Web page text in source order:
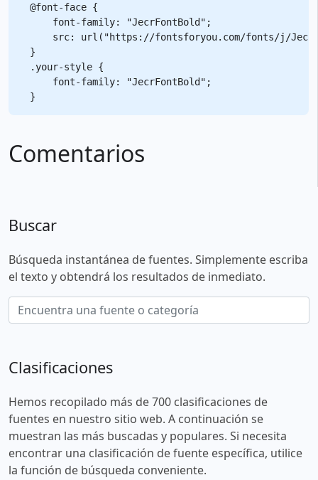
@font-face {
    font-family: "JecrFontBold";
src: url("https://fontsforyou.com/fonts/j/
}
.your-style {
    font-family: "JecrFontBold";
Comentarios
Buscar
Búsqueda instantánea de fuentes. Simplemente escriba
el texto y obtendrá los resultados de inmediato.
Clasificaciones
Hemos recopilado más de 700 clasificaciones de
fuentes en nuestro sitio web. A continuación se
muestran las más buscadas y populares. Si necesita
encontrar una clasificación de fuente específica, utilice
la función de búsqueda conveniente.